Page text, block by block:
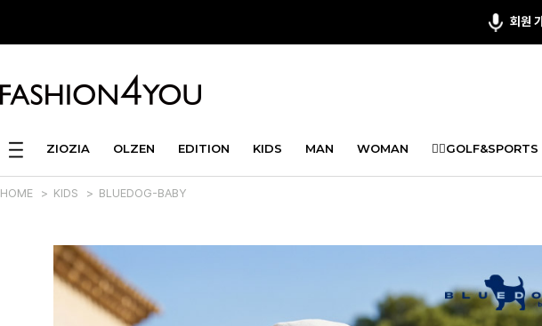
ZIOZIA OLZEN EDITION KIDS MAN WOMAN 🏌️‍♂️GOLF&SPORTS
HOME > KIDS > BLUEDOG-BABY